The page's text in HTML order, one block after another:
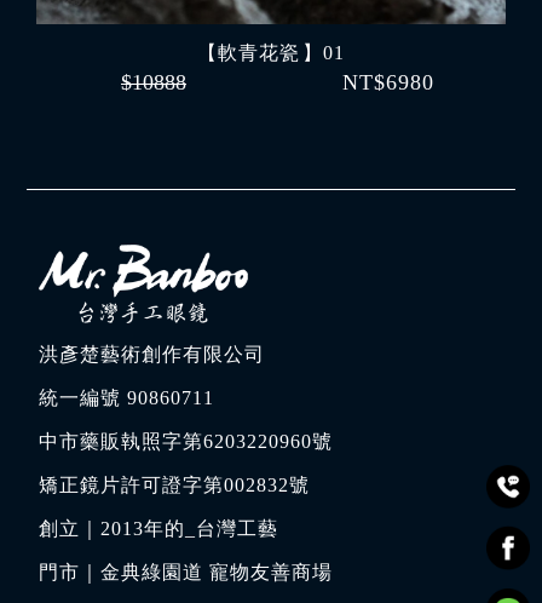
【軟青花瓷 】01
$10888 NT$6980
洪彥楚藝術創作有限公司
統一編號 90860711
中市藥販執照字第6203220960號
矯正鏡片許可證字第002832號
創立｜2013年的_台灣工藝
門市｜金典綠園道 寵物友善商場